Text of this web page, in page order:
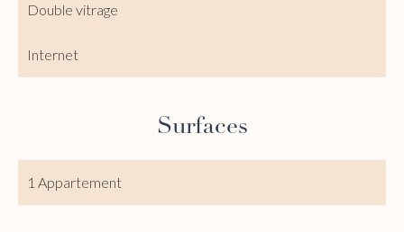
Double vitrage
Internet
Surfaces
1 Appartement